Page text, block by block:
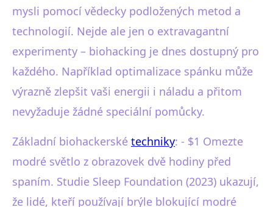
mysli pomocí vědecky podložených metod a
technologií. Nejde ale jen o extravagantní
experimenty – biohacking je dnes dostupný pro
každého. Například optimalizace spánku může
výrazně zlepšit vaši energii i náladu a přitom
nevyžaduje žádné speciální pomůcky.
Základní biohackerské techniky: - $1 Omezte
modré světlo z obrazovek dvě hodiny před
spaním. Studie Sleep Foundation (2023) ukazují,
že lidé, kteří používají brýle blokující modré